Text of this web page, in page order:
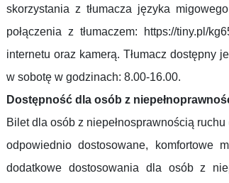
skorzystania z tłumacza języka
połączenia z tłumaczem: https://tiny.pl/
internetu oraz kamerą. Tłumacz dostępny
w sobotę w godzinach: 8.00-16.00.
Dostępność dla osób z
Bilet dla osób z niepełnosprawnością
odpowiednio dostosowane, komfortowe
dodatkowe dostosowania dla osób z